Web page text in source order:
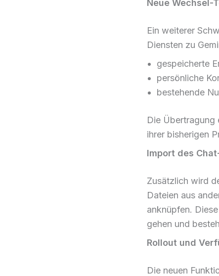
Neue Wechsel-
Ein weiterer
Diensten zu
gespeicherte
persönliche
bestehende
Die Übertragung
ihrer bisherigen
Import des
Zusätzlich wird
Dateien aus
anknüpfen.
gehen und
Rollout und
Die neuen